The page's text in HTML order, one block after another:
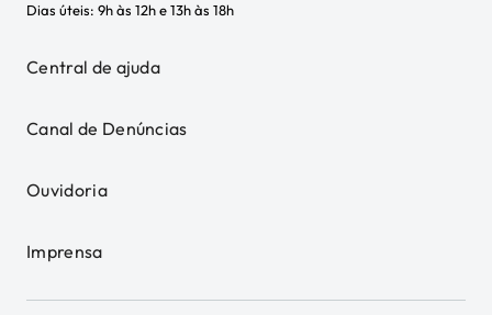
Dias úteis: 9h às 12h e 13h às 18h
Central de ajuda
Canal de Denúncias
Ouvidoria
Imprensa